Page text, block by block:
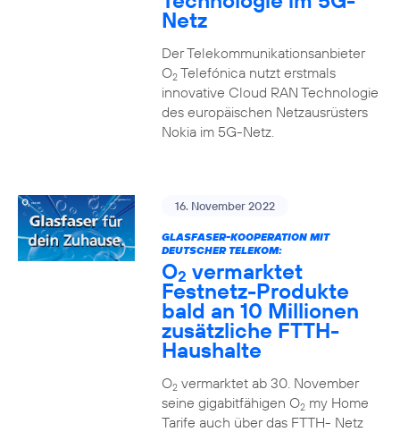
Netz
Der Telekommunikationsanbieter
O2Telefónica nutzt erstmals
innovative Cloud RAN Technologie
des europäischen Netzausrüsters
Nokia im 5G-Netz.
16. November 2022
GLASFASER-KOOPERATION MIT
DEUTSCHER TELEKOM:
O2 vermarktet
Festnetz-Produkte
bald an 10 Millionen
zusätzliche FTTH-
Haushalte
O2vermarktet ab 30. November
seine gigabitfähigen O2my Home
Tarife auch über das FTTH- Netz